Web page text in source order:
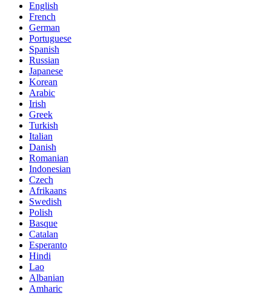
English
French
German
Portuguese
Spanish
Russian
Japanese
Korean
Arabic
Irish
Greek
Turkish
Italian
Danish
Romanian
Indonesian
Czech
Afrikaans
Swedish
Polish
Basque
Catalan
Esperanto
Hindi
Lao
Albanian
Amharic